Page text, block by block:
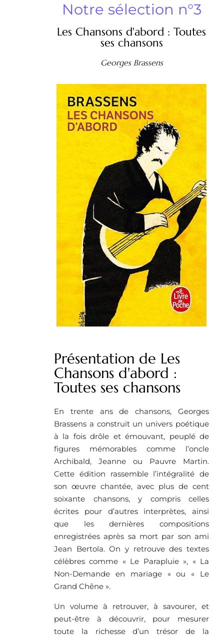
Notre sélection n°3
Les Chansons d'abord : Toutes
ses chansons
Georges Brassens
Présentation de Les
Chansons d'abord :
Toutes ses chansons
En trente ans de chansons, Georges
Brassens a construit un univers poétique
à la fois drôle et émouvant, peuplé de
figures mémorables comme l’oncle
Archibald, Jeanne ou Pauvre Martin.
Cette édition rassemble l’intégralité de
son œuvre chantée, avec plus de cent
soixante chansons, y compris celles
écrites pour d’autres interprètes, ainsi
que les dernières compositions
enregistrées après sa mort par son ami
Jean Bertola. On y retrouve des textes
célèbres comme « Le Parapluie », « La
Non-Demande en mariage » ou « Le
Grand Chêne ».
Un volume à retrouver, à savourer, et
peut-être à découvrir, pour mesurer
toute la richesse d’un trésor de la